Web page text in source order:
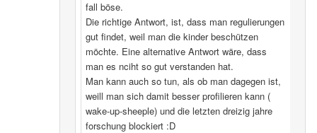
fall böse.
Die richtige Antwort, ist, dass man regulierungen
gut findet, weil man die kinder beschützen
möchte. Eine alternative Antwort wäre, dass
man es nciht so gut verstanden hat.
Man kann auch so tun, als ob man dagegen ist,
weill man sich damit besser profilieren kann (
wake-up-sheeple) und die letzten dreizig jahre
forschung blockiert :D